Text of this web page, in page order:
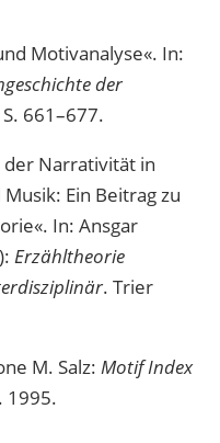
Motivanalyse«. In:
der
661–677.
der Narrativität in
Ein Beitrag zu
In: Ansgar
Erzähltheorie
. Trier
M. Salz: Motif Index
1995.